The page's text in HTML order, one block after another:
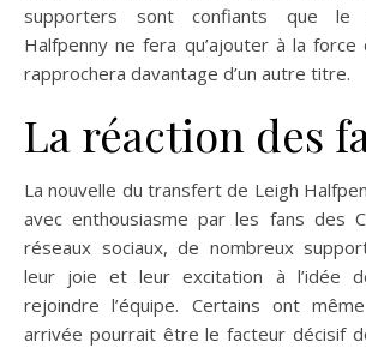
supporters sont confiants que le
Halfpenny ne fera qu’ajouter à la force
rapprochera davantage d’un autre titre.
La réaction des
La nouvelle du transfert de Leigh
avec enthousiasme par les fans des
réseaux sociaux, de nombreux
leur joie et leur excitation à l’idée
rejoindre l’équipe. Certains ont
arrivée pourrait être le facteur décisif